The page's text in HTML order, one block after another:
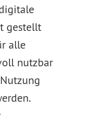
gestellt
alle
nutzbar